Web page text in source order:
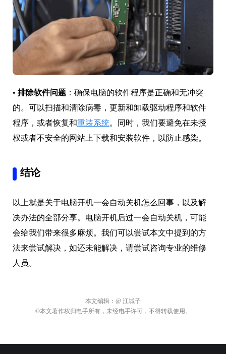
• 排除软件问题 ：确保电脑的软件程序是正确和无冲突
的。可以扫描和清除病毒，更新和卸载驱动程序和软件
程序，或者恢复和重装系统。同时，我们要避免在未授
权或者不安全的网站上下载和安装软件，以防止感染。
结论
以上就是关于电脑开机一会自动关机怎么回事，以及解
决办法的全部分享。电脑开机后过一会自动关机，可能
会给我们带来很多麻烦。我们可以尝试本文中提到的方
法来尝试解决，如还未能解决，请尝试咨询专业的维修
人员。
本文编辑： @ 江城子
©本文著作权归电手所有，未经电手许可，不得转载使用。